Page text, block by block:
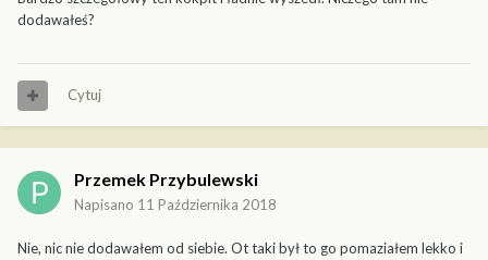
dodawałeś?
Cytuj
Przemek Przybulewski
Napisano 11 Października 2018
Nie, nic nie dodawałem od siebie. Ot taki był to go pomaziałem lekko i